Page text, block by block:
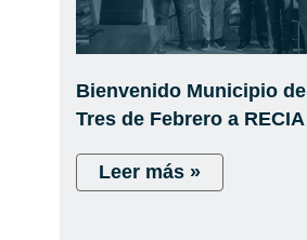
Bienvenido Municipio de
Tres de Febrero a RECIA
Leer más »